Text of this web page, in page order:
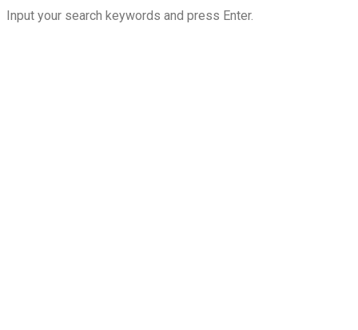
Input your search keywords and press Enter.